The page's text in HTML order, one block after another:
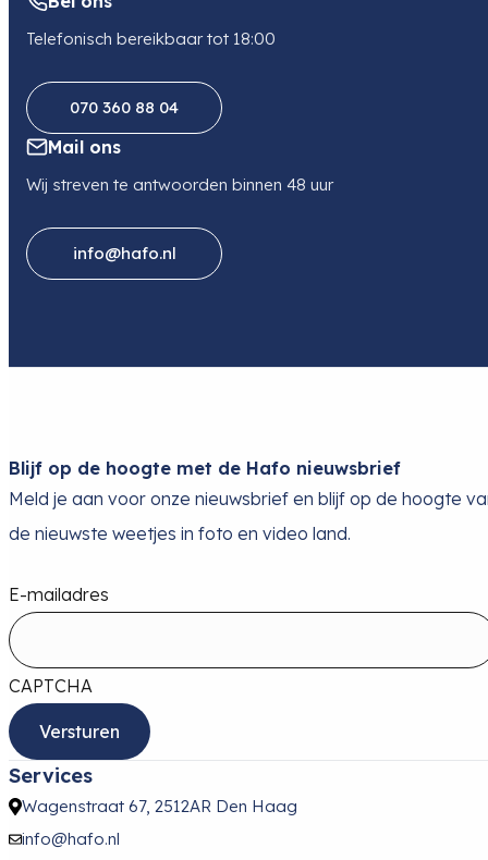
Telefonisch bereikbaar tot 18:00
070 360 88 04
Mail ons
Wij streven te antwoorden binnen 48 uur
info@hafo.nl
Blijf op de hoogte met de Hafo nieuwsbrief
Meld je aan voor onze nieuwsbrief en blijf op de hoogte
de nieuwste weetjes in foto en video land.
E-mailadres
CAPTCHA
Services
Wagenstraat 67, 2512AR Den Haag
info@hafo.nl